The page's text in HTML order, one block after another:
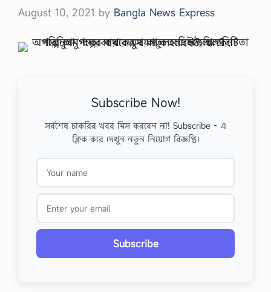
August 10, 2021 by Bangla News Express
Subscribe Now!
সর্বশেষ চাকরির খবর মিস করবেন না! Subscribe - এ
ক্লিক করে দেখুন নতুন নিয়োগ বিজ্ঞপ্তি।
Subscribe